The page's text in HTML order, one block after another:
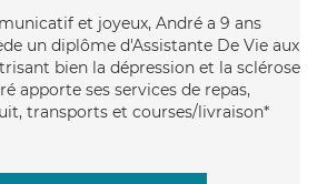
et joyeux, André a 9 ans
un diplôme d'Assistante De Vie aux
bien la dépression et la sclérose
apporte ses services de repas,
transports et courses/livraison*